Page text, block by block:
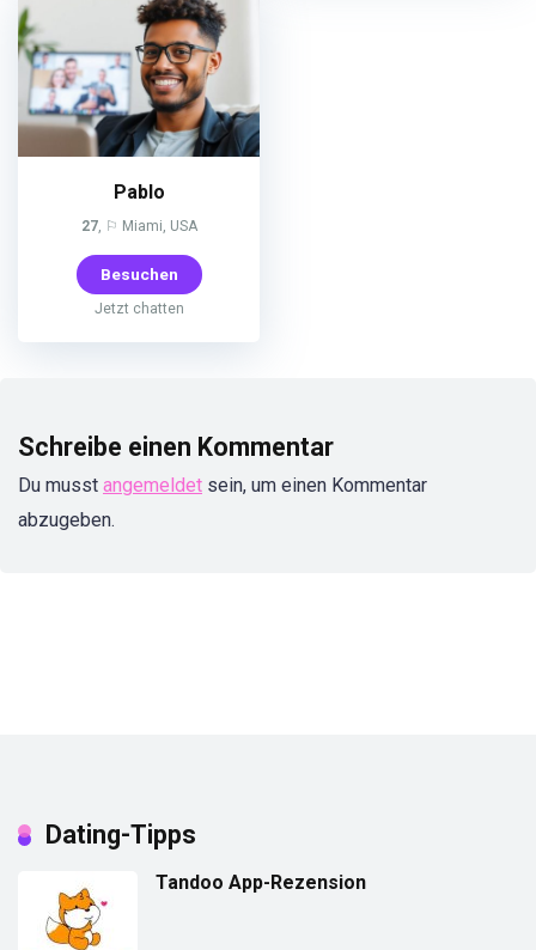
Pablo
27, ⚐ Miami, USA
Besuchen
Jetzt chatten
Schreibe einen Kommentar
Du musst angemeldet sein, um einen Kommentar
abzugeben.
Dating-Tipps
Tandoo App-Rezension